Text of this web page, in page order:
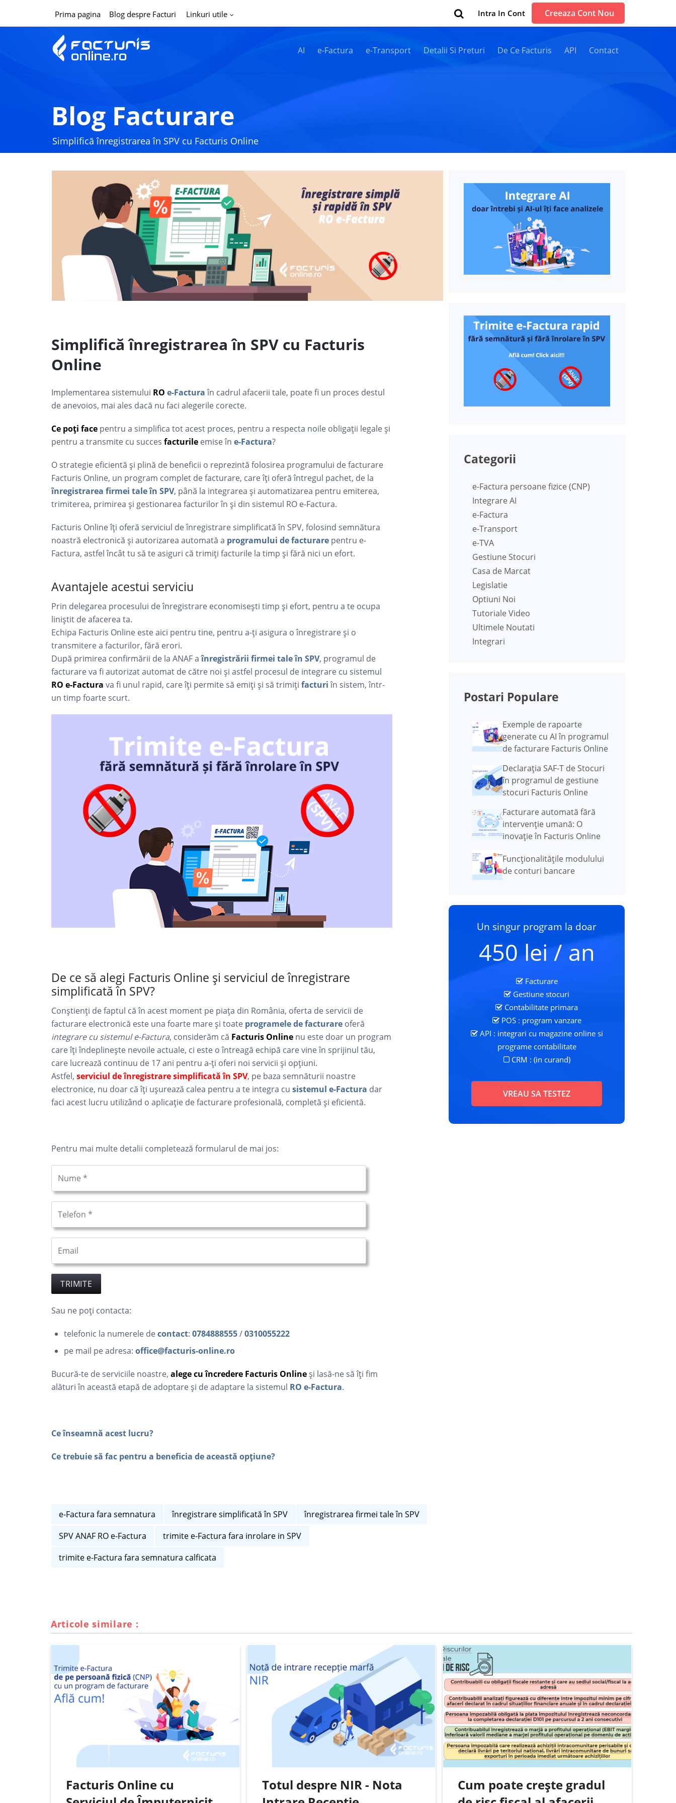
Prima pagina Blog despre Facturi Linkuri utile Intra In Cont Creeaza Cont Nou
AI e-Factura e-Transport Detalii Si Preturi De Ce Facturis API Contact
Blog Facturare
Simplifică înregistrarea în SPV cu Facturis Online
Simplifică înregistrarea în SPV cu Facturis
Online
Implementarea sistemului RO e-Facturaîn cadrul afacerii tale, poate fi un proces destul
de anevoios, mai ales dacă nu faci alegerile corecte.
Ce poți face pentru a simplifica tot acest proces, pentru a respecta noile obligații legale și
pentru a transmite cu succes facturile emise în e-Factura?
O strategie eficientă și plină de beneficii o reprezintă folosirea programului de facturare
Facturis Online, un program complet de facturare, care îți oferă întregul pachet, de la
înregistrarea firmei tale în SPV, până la integrarea și automatizarea pentru emiterea,
trimiterea, primirea și gestionarea facturilor în și din sistemul RO e-Factura.
Facturis Online îți oferă serviciul de înregistrare simplificată în SPV, folosind semnătura
noastră electronică și autorizarea automată a programului de facturare pentru e-
Factura, astfel încât tu să te asiguri că trimiți facturile la timp și fără nici un efort.
Avantajele acestui serviciu
Prin delegarea procesului de înregistrare economisești timp și efort, pentru a te ocupa
liniștit de afacerea ta.
Echipa Facturis Online este aici pentru tine, pentru a-ți asigura o înregistrare și o
transmitere a facturilor, fără erori.
După primirea confirmării de la ANAF aînregistrării firmei tale în SPV, programul de
facturare va fi autorizat automat de către noi și astfel procesul de integrare cu sistemul
RO e-Factura va fi unul rapid, care îți permite să emiți și să trimiți facturiîn sistem, într-
un timp foarte scurt.
De ce să alegi Facturis Online și serviciul de înregistrare
simplificată în SPV?
Conștienți de faptul că în acest moment pe piața din România, oferta de servicii de
facturare electronică este una foarte mare și toate programele de facturare oferă
integrare cu sistemul e-Factura, considerăm că Facturis Online nu este doar un program
care îți îndeplinește nevoile actuale, ci este o întreagă echipă care vine în sprijinul tău,
care lucrează continuu de 17 ani pentru a-ți oferi noi servicii și opțiuni.
Astfel, serviciul de înregistrare simplificată în SPV, pe baza semnăturii noastre
electronice, nu doar că îți ușurează calea pentru a te integra cu sistemul e-Factura dar
faci acest lucru utilizând o aplicație de facturare profesională, completă și eficientă.
Pentru mai multe detalii completează formularul de mai jos:
Sau ne poți contacta:
telefonic la numerele decontact: 0784888555/0310055222
pe mail pe adresa: office@facturis-online.ro
Bucură-te de serviciile noastre, alege cuîncredere Facturis Onlineşi lasă-ne să îți fim
alături în această etapă de adoptare şi de adaptare la sistemul RO e-Factura.
Ce înseamnă acest lucru?
Ce trebuie să fac pentru a beneficia de această opțiune?
e-Factura fara semnatura înregistrare simplificată în SPV
înregistrarea firmei tale în SPV
SPV ANAF RO e-Factura
trimite e-Factura fara inrolare in SPV
trimite e-Factura fara semnatura calficata
Categorii
e-Factura persoane fizice (CNP)
Integrare AI
e-Factura
e-Transport
e-TVA
Gestiune Stocuri
Casa de Marcat
Legislatie
Optiuni Noi
Tutoriale Video
Ultimele Noutati
Integrari
Postari Populare
Exemple de rapoarte
generate cu AI în programul
de facturare Facturis Online
Declarația SAF-T de Stocuri
în programul de gestiune
stocuri Facturis Online
Facturare automată fără
intervenție umană: O
inovație în Facturis Online
Funcţionalităţile modulului
de conturi bancare
Un singur program la doar
450 lei / an
Facturare
Gestiune stocuri
Contabilitate primara
POS : program vanzare
API : integrari cu magazine online si
programe contabilitate
CRM : (in curand)
VREAU SA TESTEZ
Articole similare :
Facturis Online cu
Totul despre NIR - Nota
Cum poate crește gradul